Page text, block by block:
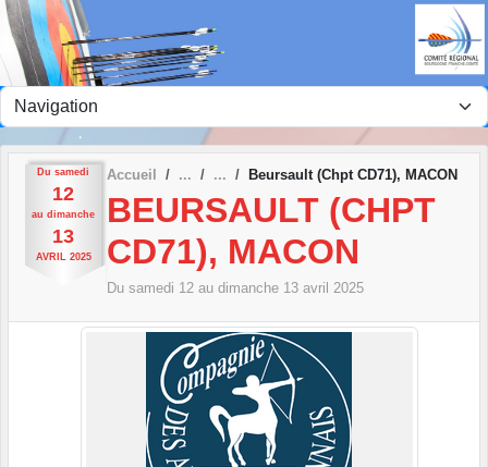
Du samedi
12
au dimanche
13
AVRIL 2025
Accueil Beursault (Chpt CD71), MACON
BEURSAULT (CHPT
CD71), MACON
Du samedi 12 au dimanche 13 avril 2025
Panneau de gestion des cookies